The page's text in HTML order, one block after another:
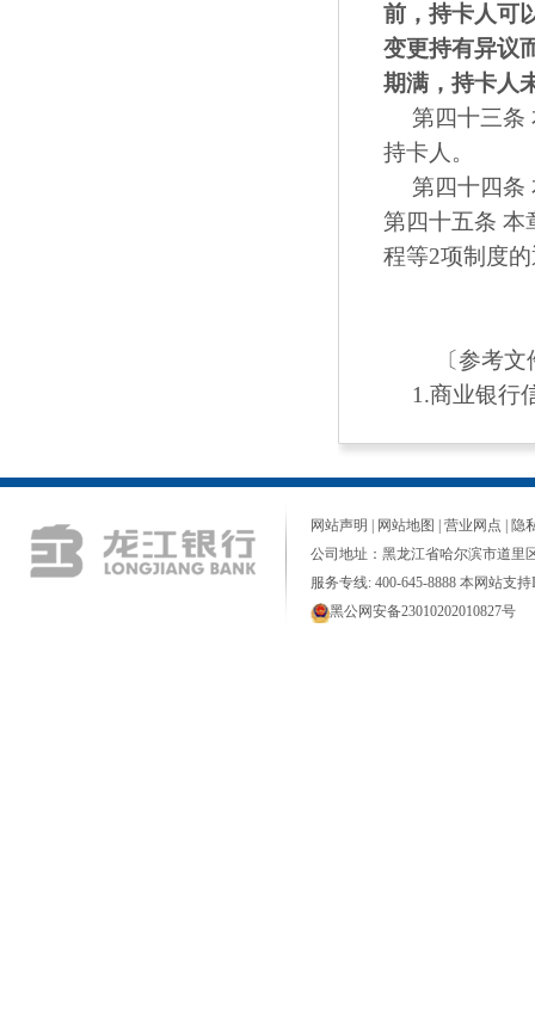
前 ，持卡人可
变更持有异议
期满，持卡人
第四十三条
持卡人。
第四十四条
第四十五条 本
程等2项制度
〔参考文
1.商业银行
网站声明 网站地图 营业网点
隐
公司地址：黑龙江省哈尔滨市道里
服务专线: 400-645-8888 本网站支持
黑公网安备23010202010827号